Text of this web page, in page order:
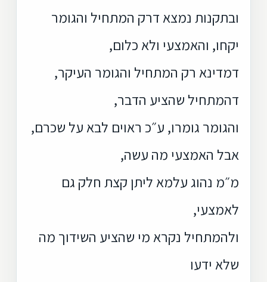
ובתקנות נמצא דרק המתחיל והגומר
יקחו, והאמצעי ולא כלום,
דמדינא רק המתחיל והגומר העיקר,
דהמתחיל שהציע הדבר,
והגומר גומרו, ע״כ ראוים לבא על שכרם,
אבל האמצעי מה עשה,
מ״מ נהוג עלמא ליתן קצת חלק גם
לאמצעי,
ולהמתחיל נקרא מי שהציע השידוך מה
שלא ידעו